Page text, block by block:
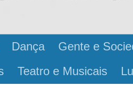
Dança Gente e
Teatro e Musicais